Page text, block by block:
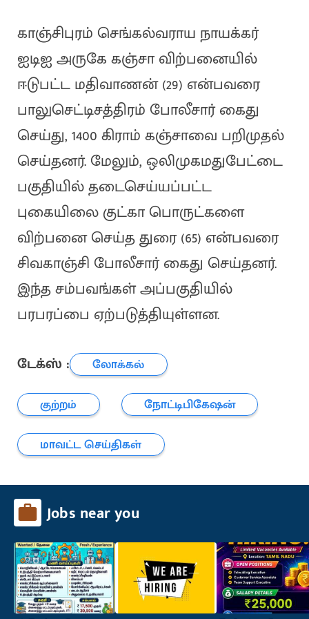
காஞ்சிபுரம் செங்கல்வராய நாயக்கர்
ஐடிஐ அருகே கஞ்சா விற்பனையில்
ஈடுபட்ட மதிவாணன் (29) என்பவரை
பாலுசெட்டிசத்திரம் போலீசார் கைது
செய்து, 1400 கிராம் கஞ்சாவை பறிமுதல்
செய்தனர். மேலும், ஒலிமுகமதுபேட்டை
பகுதியில் தடைசெய்யப்பட்ட
புகையிலை குட்கா பொருட்களை
விற்பனை செய்த துரை (65) என்பவரை
சிவகாஞ்சி போலீசார் கைது செய்தனர்.
இந்த சம்பவங்கள் அப்பகுதியில்
பரபரப்பை ஏற்படுத்தியுள்ளன.
டேக்ஸ் :
லோக்கல்
குற்றம்
நோட்டிபிகேஷன்
மாவட்ட செய்திகள்
Jobs near you